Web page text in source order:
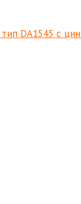
DA1545 с